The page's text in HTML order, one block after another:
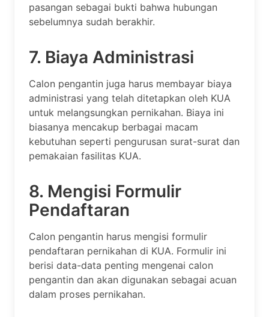
pasangan sebagai bukti bahwa hubungan
sebelumnya sudah berakhir.
7. Biaya Administrasi
Calon pengantin juga harus membayar biaya
administrasi yang telah ditetapkan oleh KUA
untuk melangsungkan pernikahan. Biaya ini
biasanya mencakup berbagai macam
kebutuhan seperti pengurusan surat-surat dan
pemakaian fasilitas KUA.
8. Mengisi Formulir
Pendaftaran
Calon pengantin harus mengisi formulir
pendaftaran pernikahan di KUA. Formulir ini
berisi data-data penting mengenai calon
pengantin dan akan digunakan sebagai acuan
dalam proses pernikahan.